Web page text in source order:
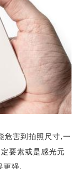
危害到拍照尺寸,一
要素或是感光元
更强,